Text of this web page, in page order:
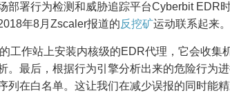
部署行为检测和威胁追踪平台Cyberbit EDR
年8月Zscaler报道的反挖矿运动联系起来。
工作站上安装内核级的EDR代理，它会收集
。最后，根据行为引擎分析出来的危险行为
列在白名单。这让我们在减少误报的同时能